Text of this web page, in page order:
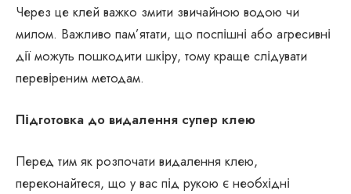
Через це клей важко змити звичайною водою чи
милом. Важливо пам’ятати, що поспішні або агресивні
дії можуть пошкодити шкіру, тому краще слідувати
перевіреним методам.
Підготовка до видалення супер клею
Перед тим як розпочати видалення клею,
переконайтеся, що у вас під рукою є необхідні